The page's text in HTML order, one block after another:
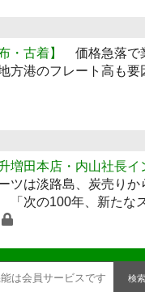
・古着】
価格急落で
港のフレート高も要
升増田本店・内山社長イ
ーツは淡路島、炭売り
「次の100年、新たな
検索